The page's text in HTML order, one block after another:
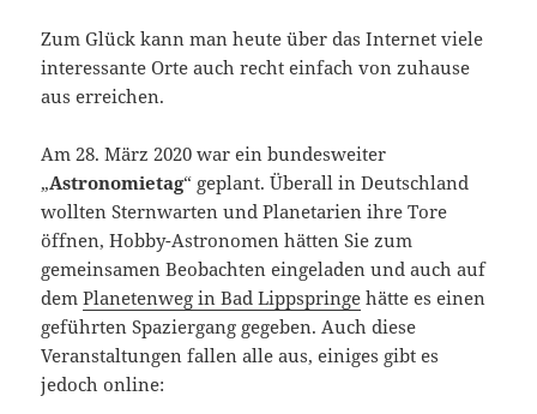
Zum Glück kann man heute über das Internet viele
interessante Orte auch recht einfach von zuhause
aus erreichen.
Am 28. März 2020 war ein bundesweiter
„Astronomietag“ geplant. Überall in Deutschland
wollten Sternwarten und Planetarien ihre Tore
öffnen, Hobby-Astronomen hätten Sie zum
gemeinsamen Beobachten eingeladen und auch auf
demPlanetenweg in Bad Lippspringe hätte es einen
geführten Spaziergang gegeben. Auch diese
Veranstaltungen fallen alle aus, einiges gibt es
jedoch online: